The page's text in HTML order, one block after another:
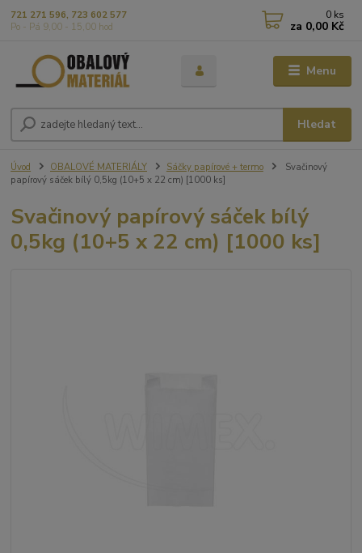
Menu
Hledat
721 271 596, 723 602 577
Po - Pá 9,00 - 15,00 hod
0 ks
za 0,00 Kč
Úvod OBALOVÉ MATERIÁLY Sáčky papírové + termo
Svačinový
papírový sáček bílý 0,5kg (10+5 x 22 cm) [1000 ks]
Svačinový papírový sáček bílý
0,5kg (10+5 x 22 cm) [1000 ks]